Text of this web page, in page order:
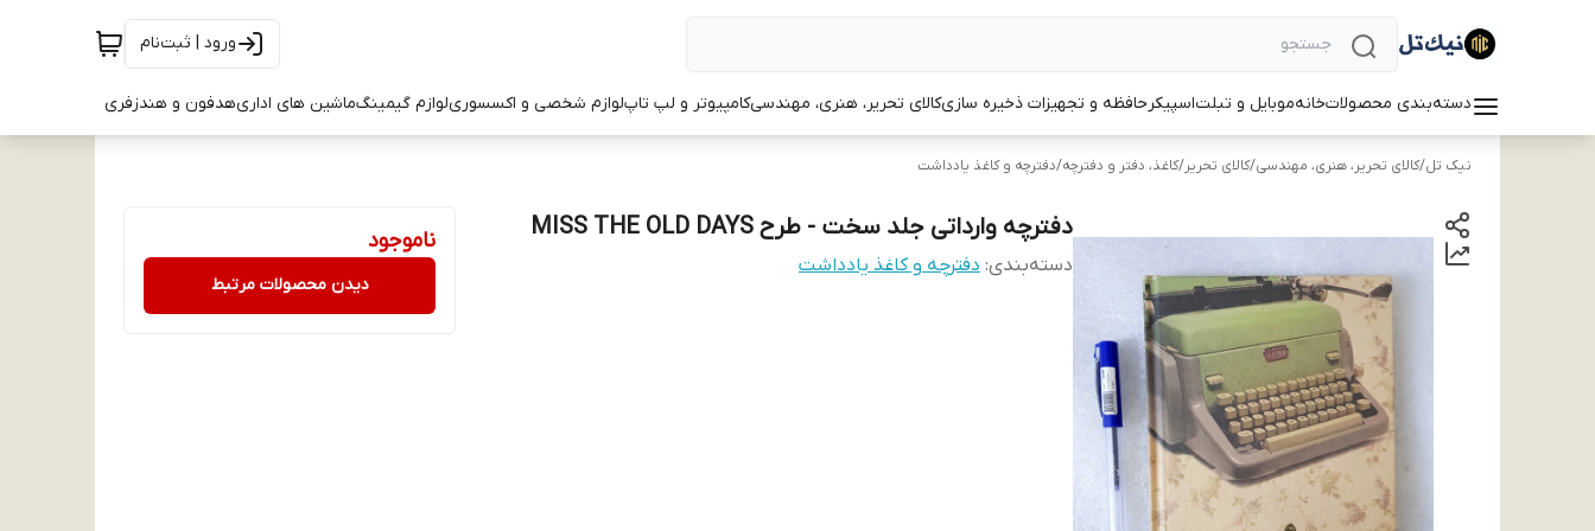
ورود | ثبت‌نام
دسته‌بندی محصولاتخانهموبایل و تبلتاسپیکرحافظه و تجهیزات ذخیره سازیکالای تحریر، هنری، مهندسیکامپیوتر و لپ تاپلوازم شخصی و اکسسوریلوازم گیمینگماشین های اداریهدفون و هندزفری
نیک تل/کالای تحریر، هنری، مهندسی/کالای تحریر/کاغذ، دفتر و دفترچه/دفترچه و کاغذ یادداشت
دفترچه وارداتی جلد سخت - طرح MISS THE OLD DAYS
دسته‌بندی: دفترچه و کاغذ یادداشت
ناموجود
دیدن محصولات مرتبط